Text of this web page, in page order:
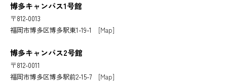
博多キャンパス1号館
〒812-0013
福岡市博多区博多駅東1-19-1 [Map]
博多キャンパス2号館
〒812-0011
福岡市博多区博多駅前2-15-7 [Map]